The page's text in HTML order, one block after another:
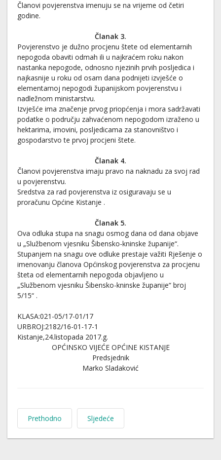
Članovi povjerenstva imenuju se na vrijeme od četiri
godine.
Članak 3.
Povjerenstvo je dužno procjenu štete od elementarnih
nepogoda obaviti odmah ili u najkraćem roku nakon
nastanka nepogode, odnosno njezinih prvih posljedica i
najkasnije u roku od osam dana podnijeti izvješće o
elementarnoj nepogodi županijskom povjerenstvu i
nadležnom ministarstvu.
Izvješće ima značenje prvog priopćenja i mora sadržavati
podatke o području zahvaćenom nepogodom izraženo u
hektarima, imovini, posljedicama za stanovništvo i
gospodarstvo te prvoj procjeni štete.
Članak 4.
Članovi povjerenstva imaju pravo na naknadu za svoj rad
u povjerenstvu.
Sredstva za rad povjerenstva iz osiguravaju se u
proračunu Općine Kistanje .
Članak 5.
Ova odluka stupa na snagu osmog dana od dana objave
u „Službenom vjesniku Šibensko-kninske županije“.
Stupanjem na snagu ove odluke prestaje važiti Rješenje o
imenovanju članova Općinskog povjerenstva za procjenu
šteta od elementarnih nepogoda objavljeno u
„Službenom vjesniku Šibensko-kninske županije“ broj
5/15“ .
KLASA:021-05/17-01/17
URBROJ:2182/16-01-17-1
Kistanje,24.listopada 2017.g.
OPĆINSKO VIJEĆE OPĆINE KISTANJE
Predsjednik
Marko Sladaković
Prethodno Sljedeće